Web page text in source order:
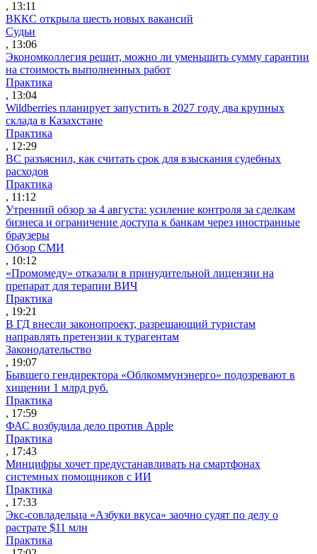
, 13:11
ВККС открыла шесть новых вакансий
Судьи
, 13:06
Экономколлегия решит, можно ли уменьшить сумму гарантии
на стоимость выполненных работ
Практика
, 13:04
Wildberries планирует запустить в 2027 году два крупных
склада в Казахстане
Практика
, 12:29
ВС разъяснил, как считать срок для взыскания судебных
расходов
Практика
, 11:12
Утренний обзор за 4 августа: усиление контроля за сделкам
бизнеса и ограничение доступа к банкам через иностранные
браузеры
Обзор СМИ
, 10:12
«Промомеду» отказали в принудительной лицензии на
препарат для терапии ВИЧ
Практика
, 19:21
В ГД внесли законопроект, разрешающий туристам
направлять претензии к турагентам
Законодательство
, 19:07
Бывшего гендиректора «Облкоммунэнерго» подозревают в
хищении 1 млрд руб.
Практика
, 17:59
ФАС возбудила дело против Apple
Практика
, 17:43
Минцифры хочет предустанавливать на смартфонах
системных помощников с ИИ
Практика
, 17:33
Экс-совладельца «Азбуки вкуса» заочно судят по делу о
растрате $11 млн
Практика